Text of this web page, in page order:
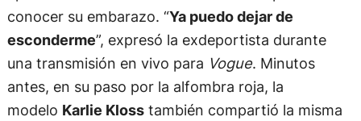
conocer su embarazo. “Ya puedo dejar de
esconderme”, expresó la exdeportista durante
una transmisión en vivo para Vogue. Minutos
antes, en su paso por la alfombra roja, la
modelo Karlie Klosstambién compartió la misma